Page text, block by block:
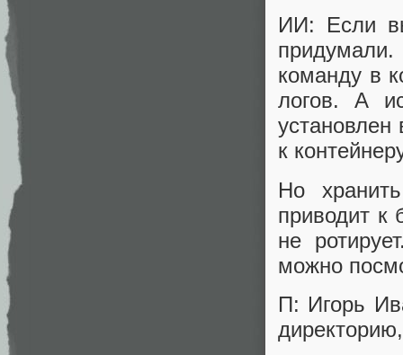
ИИ: Если
придумали.
команду в
логов. А
установлен
к
Но
приводит к
не
можно
П: Игорь